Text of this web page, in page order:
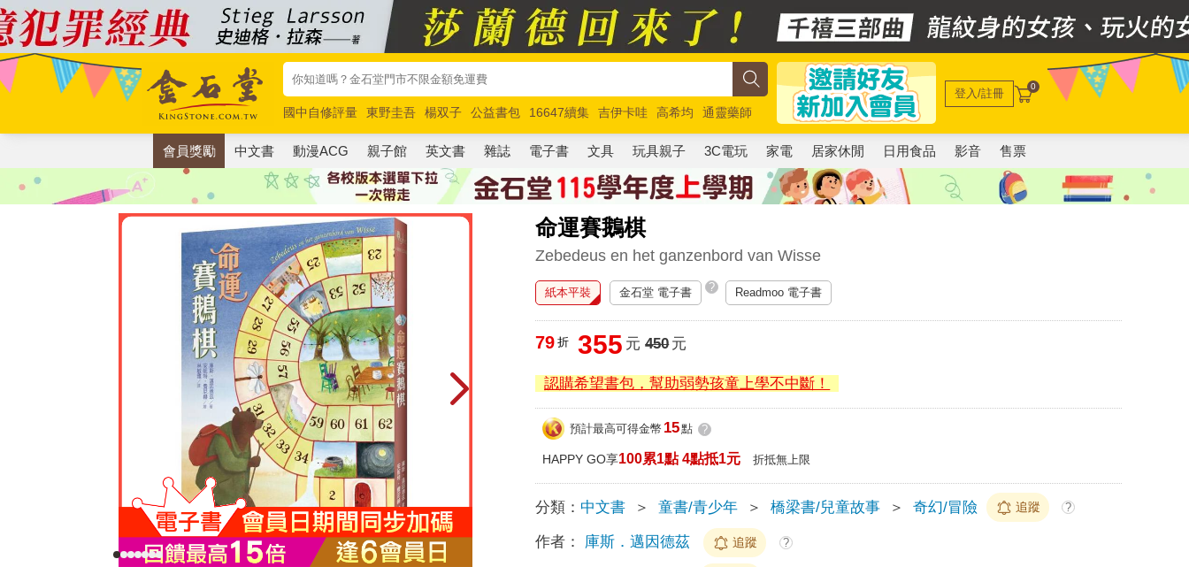
國中自修評量 東野圭吾 楊双子 公益書包 16647續集 吉伊卡哇 高希均
通靈藥師
唯紅花綻放
奧德賽 路邊攤新作 馬斯克 玩具總動員5 超慢跑
登入/註冊 0
會員獎勵 中文書 動漫ACG 親子館 英文書 雜誌 電子書 文具 玩具親子 3C電玩 家電 居家休閒 日用食品 影音 售票
命運賽鵝棋
Zebedeus en het ganzenbord van Wisse
紙本平裝 金石堂 電子書 ? Readmoo 電子書
79 折 355 元 450元
認購希望書包，幫助弱勢孩童上學不中斷！
預計最高可得金幣 15點 ?
HAPPY GO享100累1點 4點抵1元 折抵無上限
分類： 中文書 ＞ 童書/青少年 ＞ 橋梁書/兒童故事 ＞ 奇幻/冒險 追蹤 ?
作者： 庫斯．邁因德茲 追蹤 ?